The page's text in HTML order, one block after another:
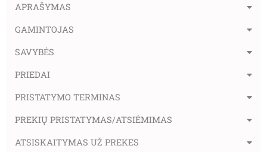
APRAŠYMAS
GAMINTOJAS
SAVYBĖS
PRIEDAI
PRISTATYMO TERMINAS
PREKIŲ PRISTATYMAS/ATSIĖMIMAS
ATSISKAITYMAS UŽ PREKES